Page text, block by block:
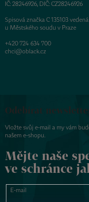
IČ: 28246926, DIČ: CZ28246926
Spisová značka C 135103 vedená
u Městského soudu v Praze
+420 724 634 700
chci@oblack.cz
Odebírat
Vložte svůj e-mail a my vám
našem e-shopu.
Mějte naše
ve schránce
E-mail